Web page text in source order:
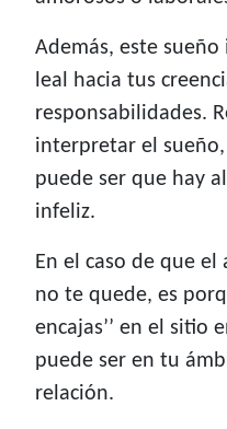
Además, este
leal hacia tus
responsabilidades.
interpretar el
puede ser que hay
infeliz.
En el caso de que
no te quede, es
encajas’’ en el sitio
puede ser en tu
relación.